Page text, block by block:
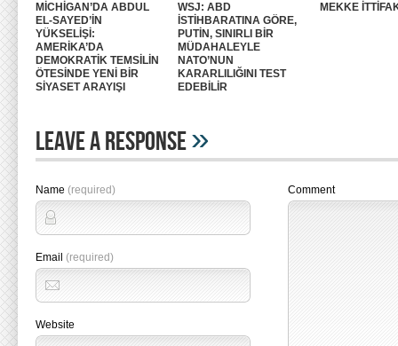
MİCHİGAN’DA ABDUL
EL-SAYED’İN
YÜKSELİŞİ:
AMERİKA’DA
DEMOKRATİK TEMSİLİN
ÖTESİNDE YENİ BİR
SİYASET ARAYIŞI
WSJ: ABD
İSTİHBARATINA GÖRE,
PUTİN, SINIRLI BİR
MÜDAHALEYLE
NATO’NUN
KARARLILIĞINI TEST
EDEBİLİR
MEKKE
Leave A Response»
Name (required)
Email (required)
Website
Comment